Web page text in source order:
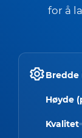
for å
Bredde
Høyde
Kvalitet